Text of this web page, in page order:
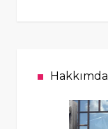
Hakkımda